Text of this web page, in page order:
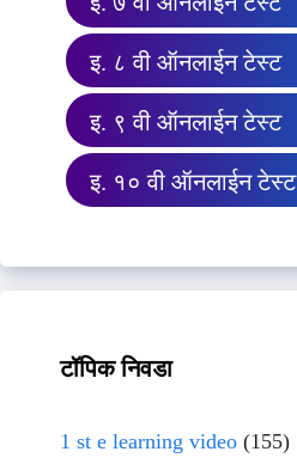
इ. ८ वी ऑनलाईन टेस्ट
इ. ९ वी ऑनलाईन टेस्ट
इ. १० वी ऑनलाईन टेस्ट
टॉपिक निवडा
1 st e learning video (155)